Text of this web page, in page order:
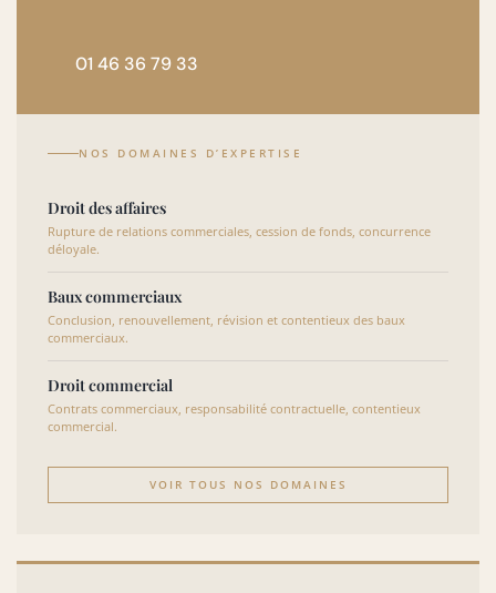
01 46 36 79 33
NOS DOMAINES D’EXPERTISE
Droit des affaires
Rupture de relations commerciales, cession de fonds, concurrence
déloyale.
Baux commerciaux
Conclusion, renouvellement, révision et contentieux des baux
commerciaux.
Droit commercial
Contrats commerciaux, responsabilité contractuelle, contentieux
commercial.
VOIR TOUS NOS DOMAINES